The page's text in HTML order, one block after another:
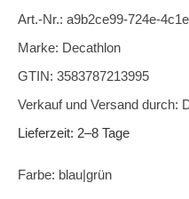
Art.-Nr.: a9b2ce99-724e-
Marke: Decathlon
GTIN: 3583787213995
Verkauf und Versand durch:
Lieferzeit: 2–8 Tage
Farbe: blau|grün